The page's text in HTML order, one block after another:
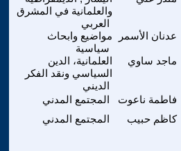
والعلمانية في المشرق
العربي
مواضيع وابحاث
سياسية
عدنان الأسمر
العلمانية، الدين
السياسي ونقد الفكر
الديني
ماجد ساوي
المجتمع المدني فاطمة ناعوت
المجتمع المدني
كاظم حبيب